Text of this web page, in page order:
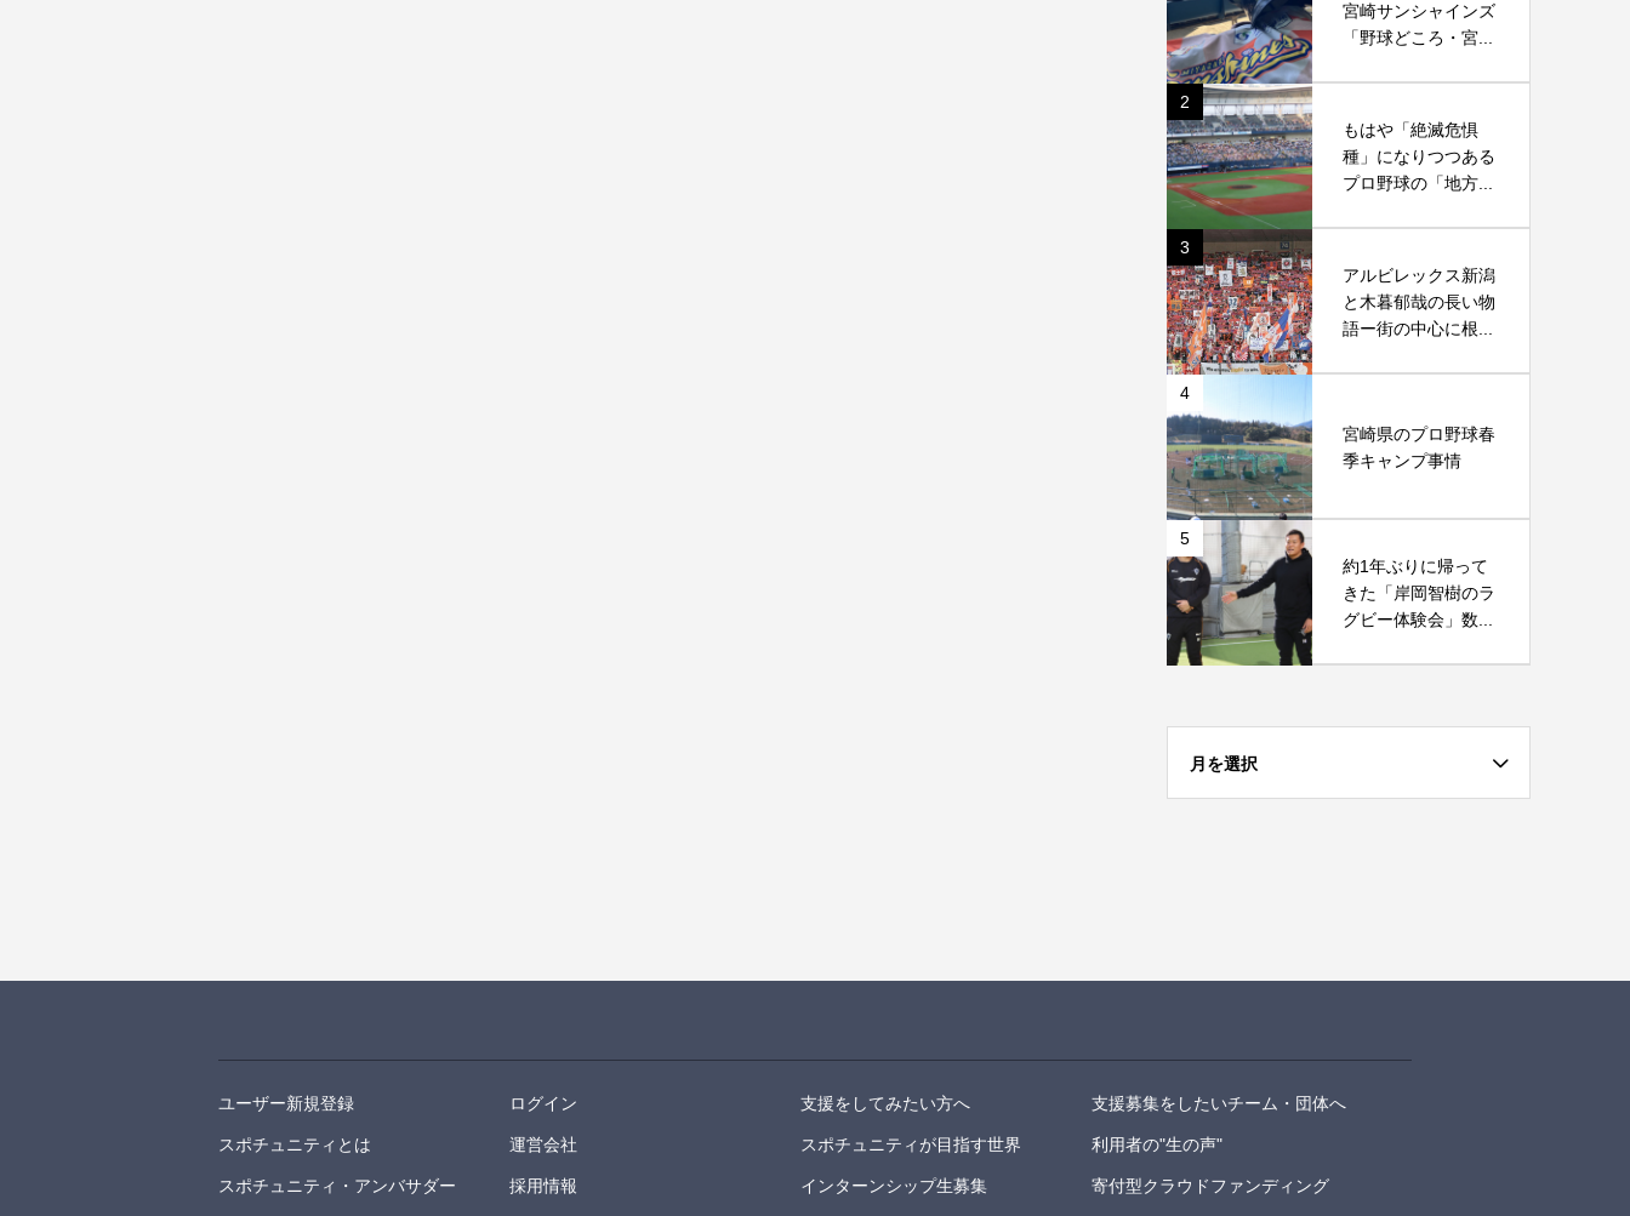
宮崎サンシャインズ
「野球どころ・宮...
2
もはや「絶滅危惧
種」になりつつある
プロ野球の「地方...
3
アルビレックス新潟
と木暮郁哉の長い物
語ー街の中心に根...
4
宮崎県のプロ野球春
季キャンプ事情
5
約1年ぶりに帰って
きた「岸岡智樹のラ
グビー体験会」数...
月を選択
ユーザー新規登録 ログイン 支援をしてみたい方へ 支援募集をしたいチーム・団体へ
スポチュニティとは 運営会社 スポチュニティが目指す世界 利用者の"生の声"
スポチュニティ・アンバサダー 採用情報 インターンシップ生募集 寄付型クラウドファンディング